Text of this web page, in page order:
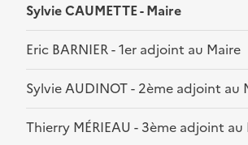
Sylvie CAUMETTE - Maire
Eric BARNIER - 1er adjoint au Maire
Sylvie AUDINOT - 2ème adjoint au
Thierry MÉRIEAU - 3ème adjoint au